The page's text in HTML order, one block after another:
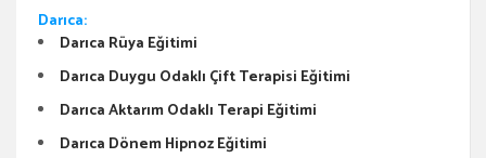
Darıca:
Darıca Rüya Eğitimi
Darıca Duygu Odaklı Çift Terapisi Eğitimi
Darıca Aktarım Odaklı Terapi Eğitimi
Darıca Dönem Hipnoz Eğitimi